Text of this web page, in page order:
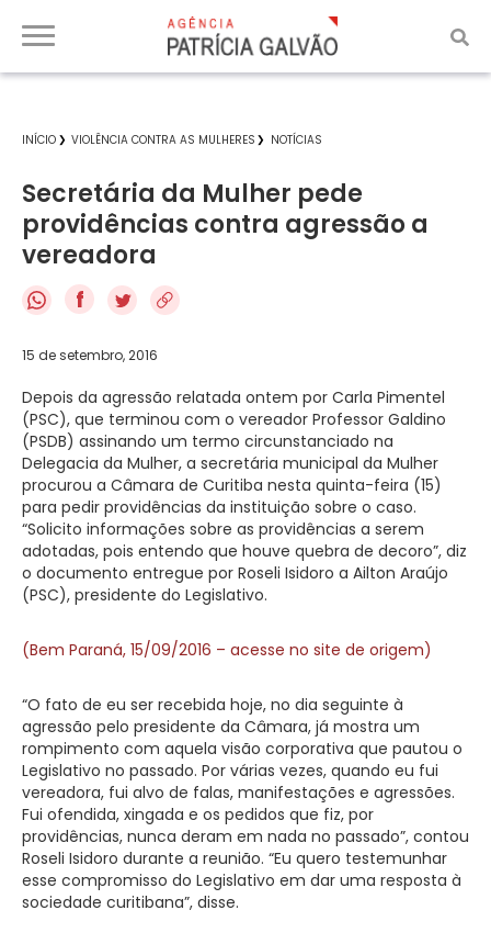
INÍCIO VIOLÊNCIA CONTRA AS MULHERES NOTÍCIAS
Secretária da Mulher pede
providências contra agressão a
vereadora
f
15 de setembro, 2016
Depois da agressão relatada ontem por Carla Pimentel
(PSC), que terminou com o vereador Professor Galdino
(PSDB) assinando um termo circunstanciado na
Delegacia da Mulher, a secretária municipal da Mulher
procurou a Câmara de Curitiba nesta quinta-feira (15)
para pedir providências da instituição sobre o caso.
“Solicito informações sobre as providências a serem
adotadas, pois entendo que houve quebra de decoro”, diz
o documento entregue por Roseli Isidoro a Ailton Araújo
(PSC), presidente do Legislativo.
(Bem Paraná, 15/09/2016 – acesse no site de origem)
“O fato de eu ser recebida hoje, no dia seguinte à
agressão pelo presidente da Câmara, já mostra um
rompimento com aquela visão corporativa que pautou o
Legislativo no passado. Por várias vezes, quando eu fui
vereadora, fui alvo de falas, manifestações e agressões.
Fui ofendida, xingada e os pedidos que fiz, por
providências, nunca deram em nada no passado”, contou
Roseli Isidoro durante a reunião. “Eu quero testemunhar
esse compromisso do Legislativo em dar uma resposta à
sociedade curitibana”, disse.